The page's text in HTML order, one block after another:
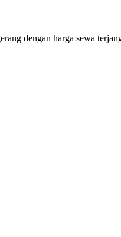
dengan harga sewa